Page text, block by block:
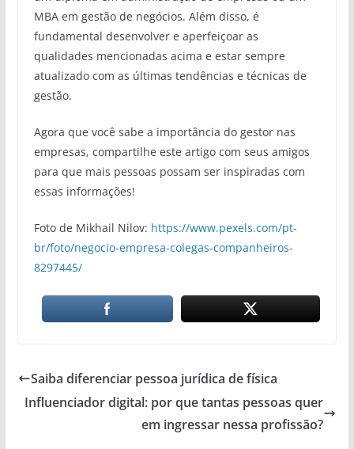
MBA em gestão de negócios. Além disso, é
fundamental desenvolver e aperfeiçoar as
qualidades mencionadas acima e estar sempre
atualizado com as últimas tendências e técnicas de
gestão.
Agora que você sabe a importância do gestor nas
empresas, compartilhe este artigo com seus amigos
para que mais pessoas possam ser inspiradas com
essas informações!
Foto de Mikhail Nilov: https://www.pexels.com/pt-
br/foto/negocio-empresa-colegas-companheiros-
8297445/
Saiba diferenciar pessoa jurídica de física
Influenciador digital: por que tantas pessoas quer
em ingressar nessa profissão?